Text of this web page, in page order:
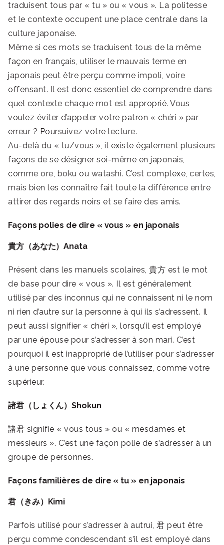
traduisent tous par « tu » ou « vous ». La politesse
et le contexte occupent une place centrale dans la
culture japonaise.
Même si ces mots se traduisent tous de la même
façon en français, utiliser le mauvais terme en
japonais peut être perçu comme impoli, voire
offensant. Il est donc essentiel de comprendre dans
quel contexte chaque mot est approprié. Vous
voulez éviter d’appeler votre patron « chéri » par
erreur ? Poursuivez votre lecture.
Au-delà du « tu/vous », il existe également plusieurs
façons de se désigner soi-même en japonais,
comme ore, boku ou watashi. C’est complexe, certes,
mais bien les connaître fait toute la différence entre
attirer des regards noirs et se faire des amis.
Façons polies de dire « vous » en japonais
貴方（あなた）Anata
Présent dans les manuels scolaires, 貴方 est le mot
de base pour dire « vous ». Il est généralement
utilisé par des inconnus qui ne connaissent ni le nom
ni rien d’autre sur la personne à qui ils s’adressent. Il
peut aussi signifier « chéri », lorsqu’il est employé
par une épouse pour s’adresser à son mari. C’est
pourquoi il est inapproprié de l’utiliser pour s’adresser
à une personne que vous connaissez, comme votre
supérieur.
諸君（しょくん）Shokun
諸君 signifie « vous tous » ou « mesdames et
messieurs ». C’est une façon polie de s’adresser à un
groupe de personnes.
Façons familières de dire « tu » en japonais
君（きみ）Kimi
Parfois utilisé pour s’adresser à autrui, 君 peut être
perçu comme condescendant s’il est employé dans